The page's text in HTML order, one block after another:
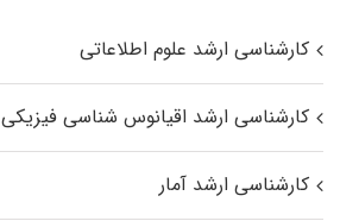
کارشناسی ارشد علوم اطلاعاتی
کارشناسی ارشد اقیانوس‌ شناسی فیزیکی
کارشناسی ارشد آمار